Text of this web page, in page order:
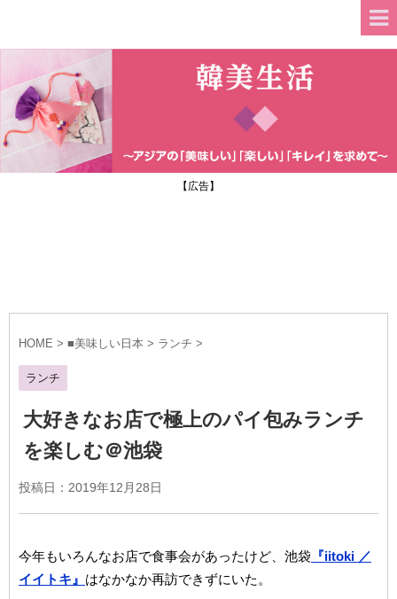
【広告】
HOME > ■美味しい日本 > ランチ >
ランチ
大好きなお店で極上のパイ包みランチ
を楽しむ＠池袋
投稿日：2019年12月28日
今年もいろんなお店で食事会があったけど、池袋 『iitoki ／
イイトキ』 はなかなか再訪できずにいた。